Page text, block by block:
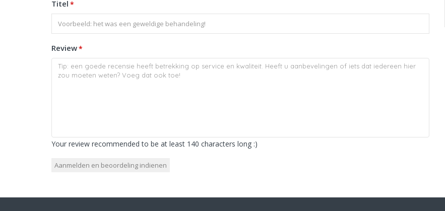
Titel *
Review*
Your review recommended to be at least 140 characters long :)